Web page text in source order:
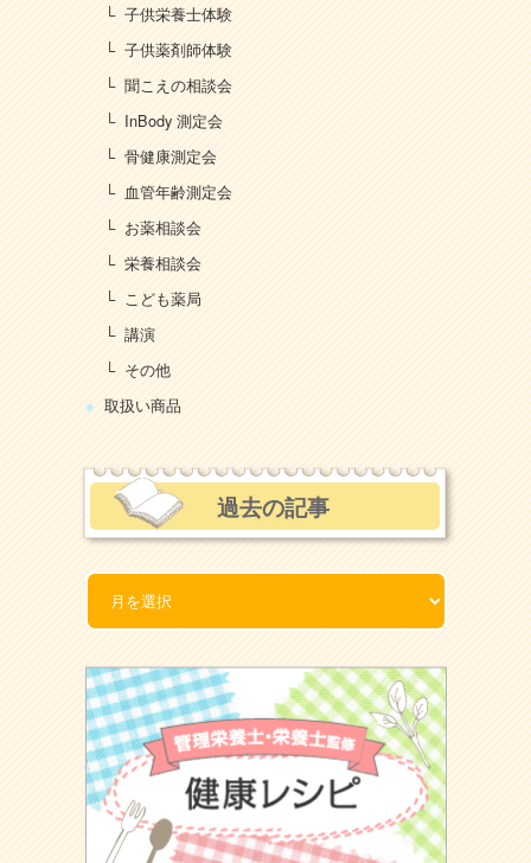
子供栄養士体験
子供薬剤師体験
聞こえの相談会
InBody 測定会
骨健康測定会
血管年齢測定会
お薬相談会
栄養相談会
こども薬局
講演
その他
取扱い商品
過去の記事